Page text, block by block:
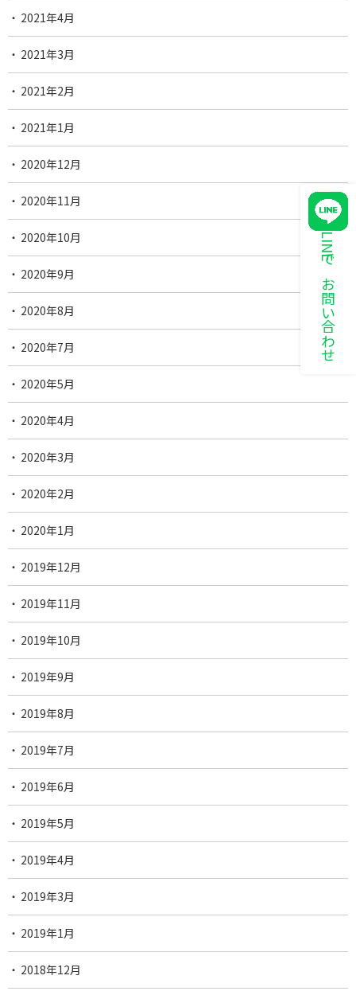
LINEでお問い合わせ
2021年4月
2021年3月
2021年2月
2021年1月
2020年12月
2020年11月
2020年10月
2020年9月
2020年8月
2020年7月
2020年5月
2020年4月
2020年3月
2020年2月
2020年1月
2019年12月
2019年11月
2019年10月
2019年9月
2019年8月
2019年7月
2019年6月
2019年5月
2019年4月
2019年3月
2019年1月
2018年12月